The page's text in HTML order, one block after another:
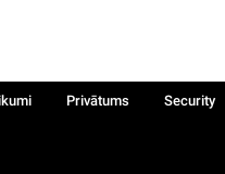
Privātums Security